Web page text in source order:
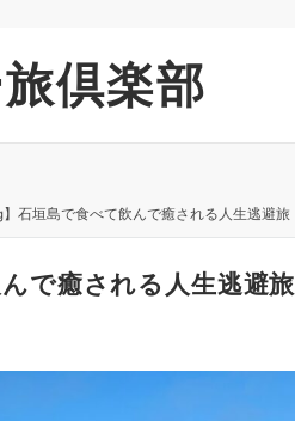
倶楽部
】石垣島で食べて飲んで癒される人生逃避旅
で癒される人生逃避旅